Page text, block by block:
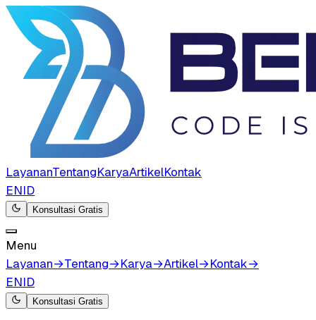
LayananTentangKaryaArtikelKontak
ENID
Konsultasi Gratis
Menu
Layanan→Tentang→Karya→Artikel→Kontak→
ENID
Konsultasi Gratis